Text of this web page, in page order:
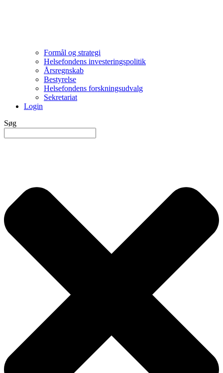
Formål og strategi
Helsefondens investeringspolitik
Årsregnskab
Bestyrelse
Helsefondens forskningsudvalg
Sekretariat
Login
Søg